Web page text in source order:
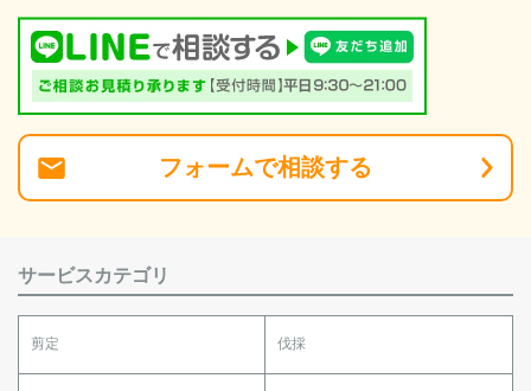
フォームで相談する
サービスカテゴリ
剪定 伐採